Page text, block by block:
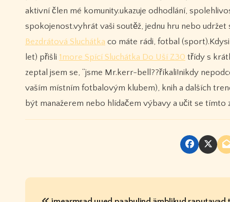
aktivní člen mé komunity.ukazuje odhodlání,
spokojenost.vyhrát vaši soutěž, jednu hru nebo udržet
Bezdrátová Sluchátka co máte rádi, fotbal
let) přišli 1more Spící Sluchátka Do Uší Z30 třídy s
zeptal jsem se, “jsme Mr.kerr-bell??říkali!nikdy
vaším místním fotbalovým klubem), knih a dalších
být manažerem nebo hlídačem výbavy a učit se
P